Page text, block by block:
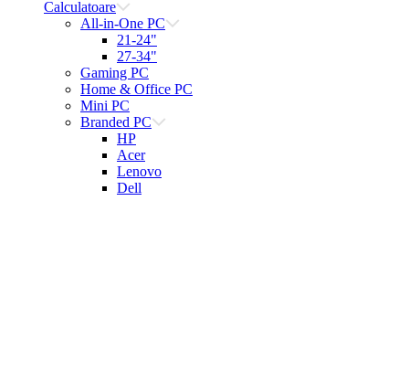
Calculatoare
All-in-One PC
21-24"
27-34"
Gaming PC
Home & Office PC
Mini PC
Branded PC
HP
Acer
Lenovo
Dell